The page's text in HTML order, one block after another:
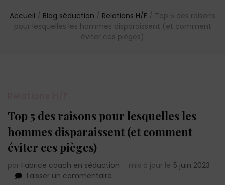
Accueil / Blog séduction / Relations H/F / Top 5 des raisons
pour lesquelles les hommes disparaissent (et comment
éviter ces pièges)
Top 5 des raisons pour lesquelles les
hommes disparaissent (et comment
éviter ces pièges)
par Fabrice coach en séduction mis à jour le 5 juin 2023
Laisser un commentaire